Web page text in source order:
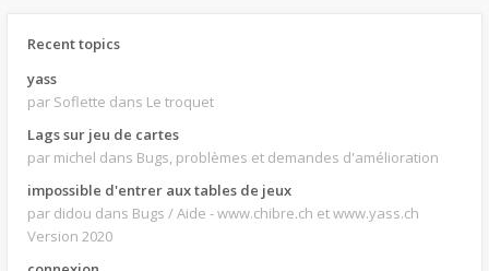
Recent topics
yass
par Soflette dans Le troquet
Lags sur jeu de cartes
par michel dans Bugs, problèmes et demandes d'amélioration
impossible d'entrer aux tables de jeux
par didou dans Bugs / Aide - www.chibre.ch et www.yass.ch
Version 2020